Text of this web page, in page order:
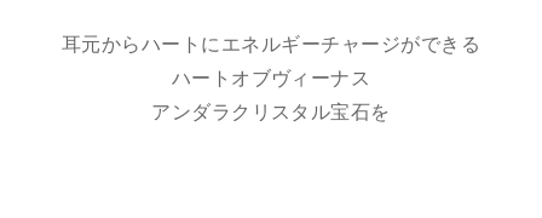
耳元からハートにエネルギーチャージができる
ハートオブヴィーナス
アンダラクリスタル宝石を